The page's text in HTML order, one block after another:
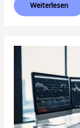
Weiterlesen